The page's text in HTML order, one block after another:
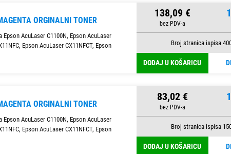
ORGINALNI TONER
Epson AcuLaser C1100N, Epson AcuLaser
Epson AcuLaser CX11NFCT, Epson
138,09 €
Broj stranica ispisa
DODAJ U KOŠARICU
ORGINALNI TONER
Epson AcuLaser C1100N, Epson AcuLaser
Epson AcuLaser CX11NFCT, Epson
83,02 €
Broj stranica ispisa
DODAJ U KOŠARICU